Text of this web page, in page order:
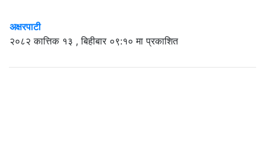
अक्षरपाटी
२०८२ कात्तिक १३ , बिहीबार ०९:१० मा प्रकाशित